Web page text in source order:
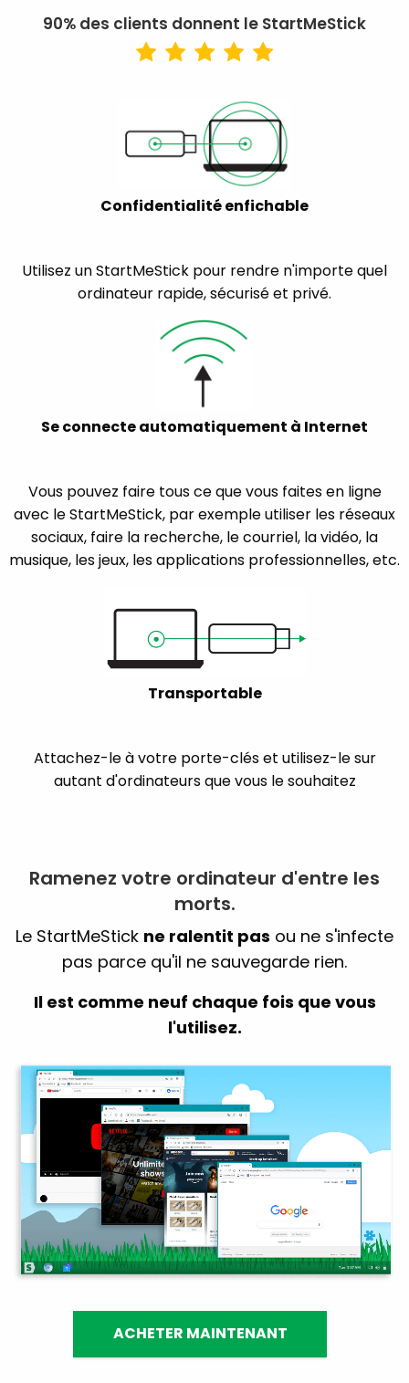
90% des clients donnent le StartMeStick
Confidentialité enfichable
Utilisez un StartMeStick pour rendre n'importe quel
ordinateur rapide, sécurisé et privé.
Se connecte automatiquement à Internet
Vous pouvez faire tous ce que vous faites en ligne
avec le StartMeStick, par exemple utiliser les réseaux
sociaux, faire la recherche, le courriel, la vidéo, la
musique, les jeux, les applications professionnelles, etc.
Transportable
Attachez-le à votre porte-clés et utilisez-le sur
autant d'ordinateurs que vous le souhaitez
Ramenez votre ordinateur d'entre les
morts.
Le StartMeStick ne ralentit pas ou ne s'infecte
pas parce qu'il ne sauvegarde rien.
Il est comme neuf chaque fois que vous
l'utilisez.
ACHETER MAINTENANT